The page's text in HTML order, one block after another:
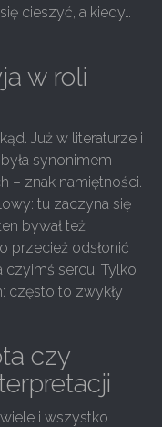
cieszyć, a kiedy…
w roli
Już w literaturze i
synonimem
– znak namiętności.
tu zaczyna się
bywał też
przecież odsłonić
czyimś sercu. Tylko
często to zwykły
czy
i wszystko